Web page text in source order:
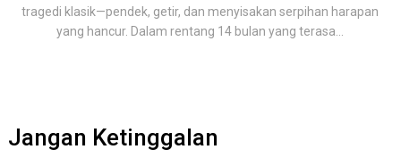
tragedi klasik—pendek, getir, dan menyisakan serpihan harapan
yang hancur. Dalam rentang 14 bulan yang terasa...
Jangan Ketinggalan